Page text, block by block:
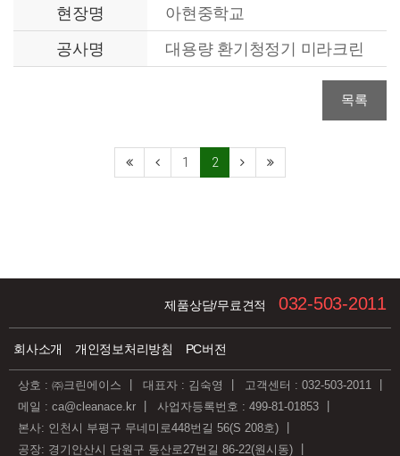
현장명
아현중학교
공사명
대용량 환기청정기 미라크린
목록
1 2
제품상담/무료견적 032-503-2011
회사소개 개인정보처리방침 PC버전
상호 : ㈜크린에이스 대표자 : 김숙영
고객센터 : 032-503-2011
메일 : ca@cleanace.kr
사업자등록번호 : 499-81-01853
본사: 인천시 부평구 무네미로448번길 56(S 208호)
공장: 경기안산시 단원구 동산로27번길 86-22(원시동)